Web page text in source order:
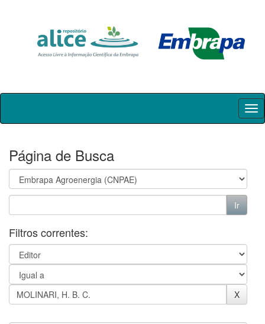
Skip
Página de Busca
Filtros correntes: